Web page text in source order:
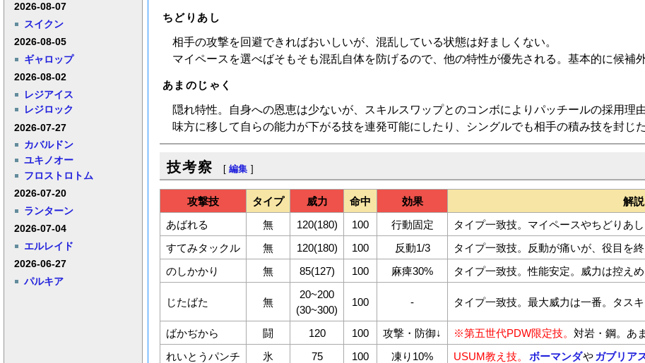
2026-08-07
スイクン
2026-08-05
ギャロップ
2026-08-02
レジアイス
レジロック
2026-07-27
カバルドン
ユキノオー
フロストロトム
2026-07-20
ランターン
2026-07-04
エルレイド
2026-06-27
パルキア
ちどりあし
相手の攻撃を回避できればおいしいが、混乱している状態は好ましくない。
マイペースを選べばそもそも混乱自体を防げるので、他の特性が優先される。基本的に候補外
あまのじゃく
隠れ特性。自身への恩恵は少ないが、スキルスワップとのコンボによりパッチールの採用理
味方に移して自らの能力が下がる技を連発可能にしたり、シングルでも相手の積み技を封じ
技考察 [ 編集 ]
攻撃技 タイプ 威力 命中 効果
解説
あばれる
無 120(180) 100 行動固定
タイプ一致技。マイペースやちどりあ
すてみタックル
無 120(180) 100 反動1/3
タイプ一致技。反動が痛いが、役目を
のしかかり
無 85(127) 100 麻痺30% タイプ一致技。性能安定。威力は控え
じたばた 無
20~200
(30~300)
100 - タイプ一致技。最大威力は一番。タスキ
ばかぢから 闘 120 100 攻撃・防御↓ ※第五世代PDW限定技。対岩・鋼。あ
れいとうパンチ
氷 75 100 凍り10% USUM教え技。 ボーマンダや ガブリア